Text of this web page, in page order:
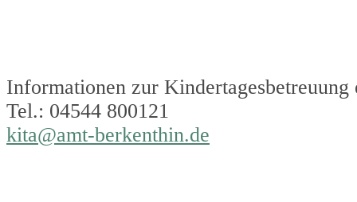
Informationen zur
Tel.: 04544 800121
kita@amt-berkenthin.de